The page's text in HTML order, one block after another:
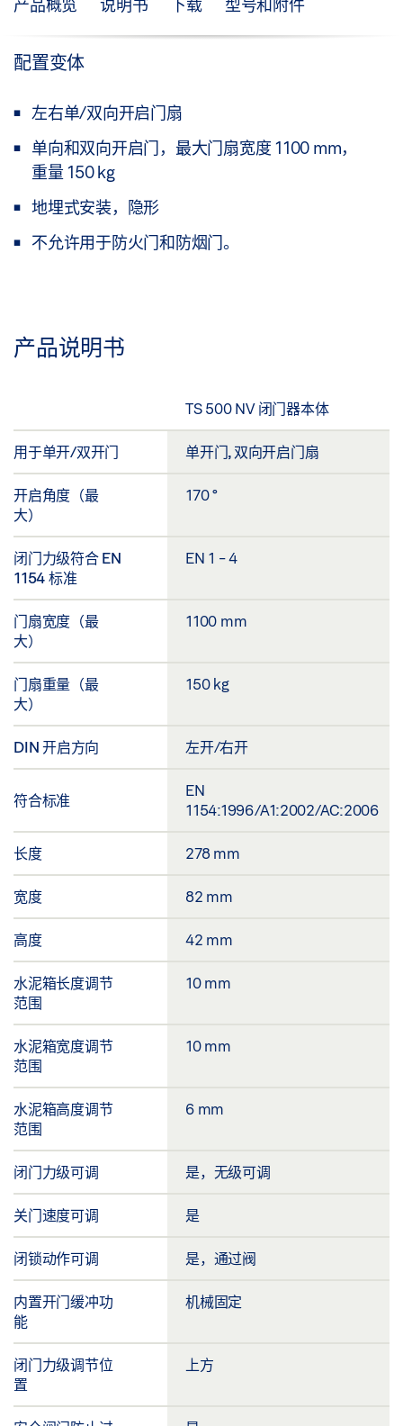
产品概览 说明书 下载 型号和附件
配置变体
左右单/双向开启门扇
单向和双向开启门，最大门扇宽度 1100 mm，
重量 150 kg
地埋式安装，隐形
不允许用于防火门和防烟门。
产品说明书
TS 500 NV 闭门器本体
用于单开/双开门 单开门, 双向开启门扇
开启角度（最
大）
170 °
闭门力级符合 EN
1154 标准
EN 1 - 4
门扇宽度（最
大）
1100 mm
门扇重量（最
大）
150 kg
DIN 开启方向 左开/右开
符合标准
EN
1154:1996/A1:2002/AC:2006
长度 278 mm
宽度 82 mm
高度 42 mm
水泥箱长度调节
范围
10 mm
水泥箱宽度调节
范围
10 mm
水泥箱高度调节
范围
6 mm
闭门力级可调 是，无级可调
关门速度可调 是
闭锁动作可调 是，通过阀
内置开门缓冲功
能
机械固定
闭门力级调节位
置
上方